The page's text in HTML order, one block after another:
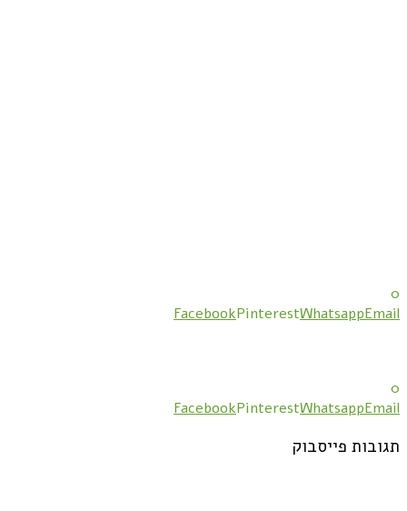
0
FacebookPinterestWhatsappEmail
0
FacebookPinterestWhatsappEmail
תגובות פייסבוק